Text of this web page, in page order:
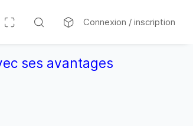
Connexion / inscription
ses avantages